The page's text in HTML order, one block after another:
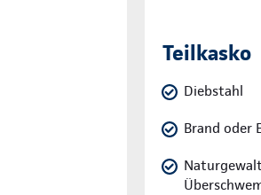
Teilkasko
Diebstahl
Brand oder